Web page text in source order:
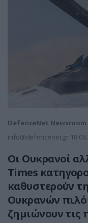
DefenceNet Newsroom
info@defencenet.gr
Oι Ουκρανοί
Times
καθυστερούν
Ουκρανών
ζημιώνουν τις